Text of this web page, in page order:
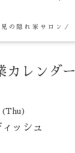
見 の 隠 れ 家 サ ロ ン ／
カレンダー
(Thu)
ッシュ